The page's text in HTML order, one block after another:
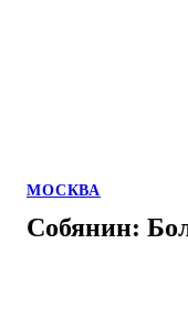
МОСКВА
Собянин: